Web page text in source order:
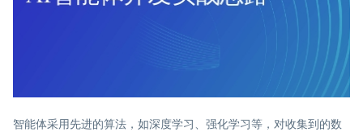
智能体采用先进的算法，如深度学习、强化学习等，对收集到的数